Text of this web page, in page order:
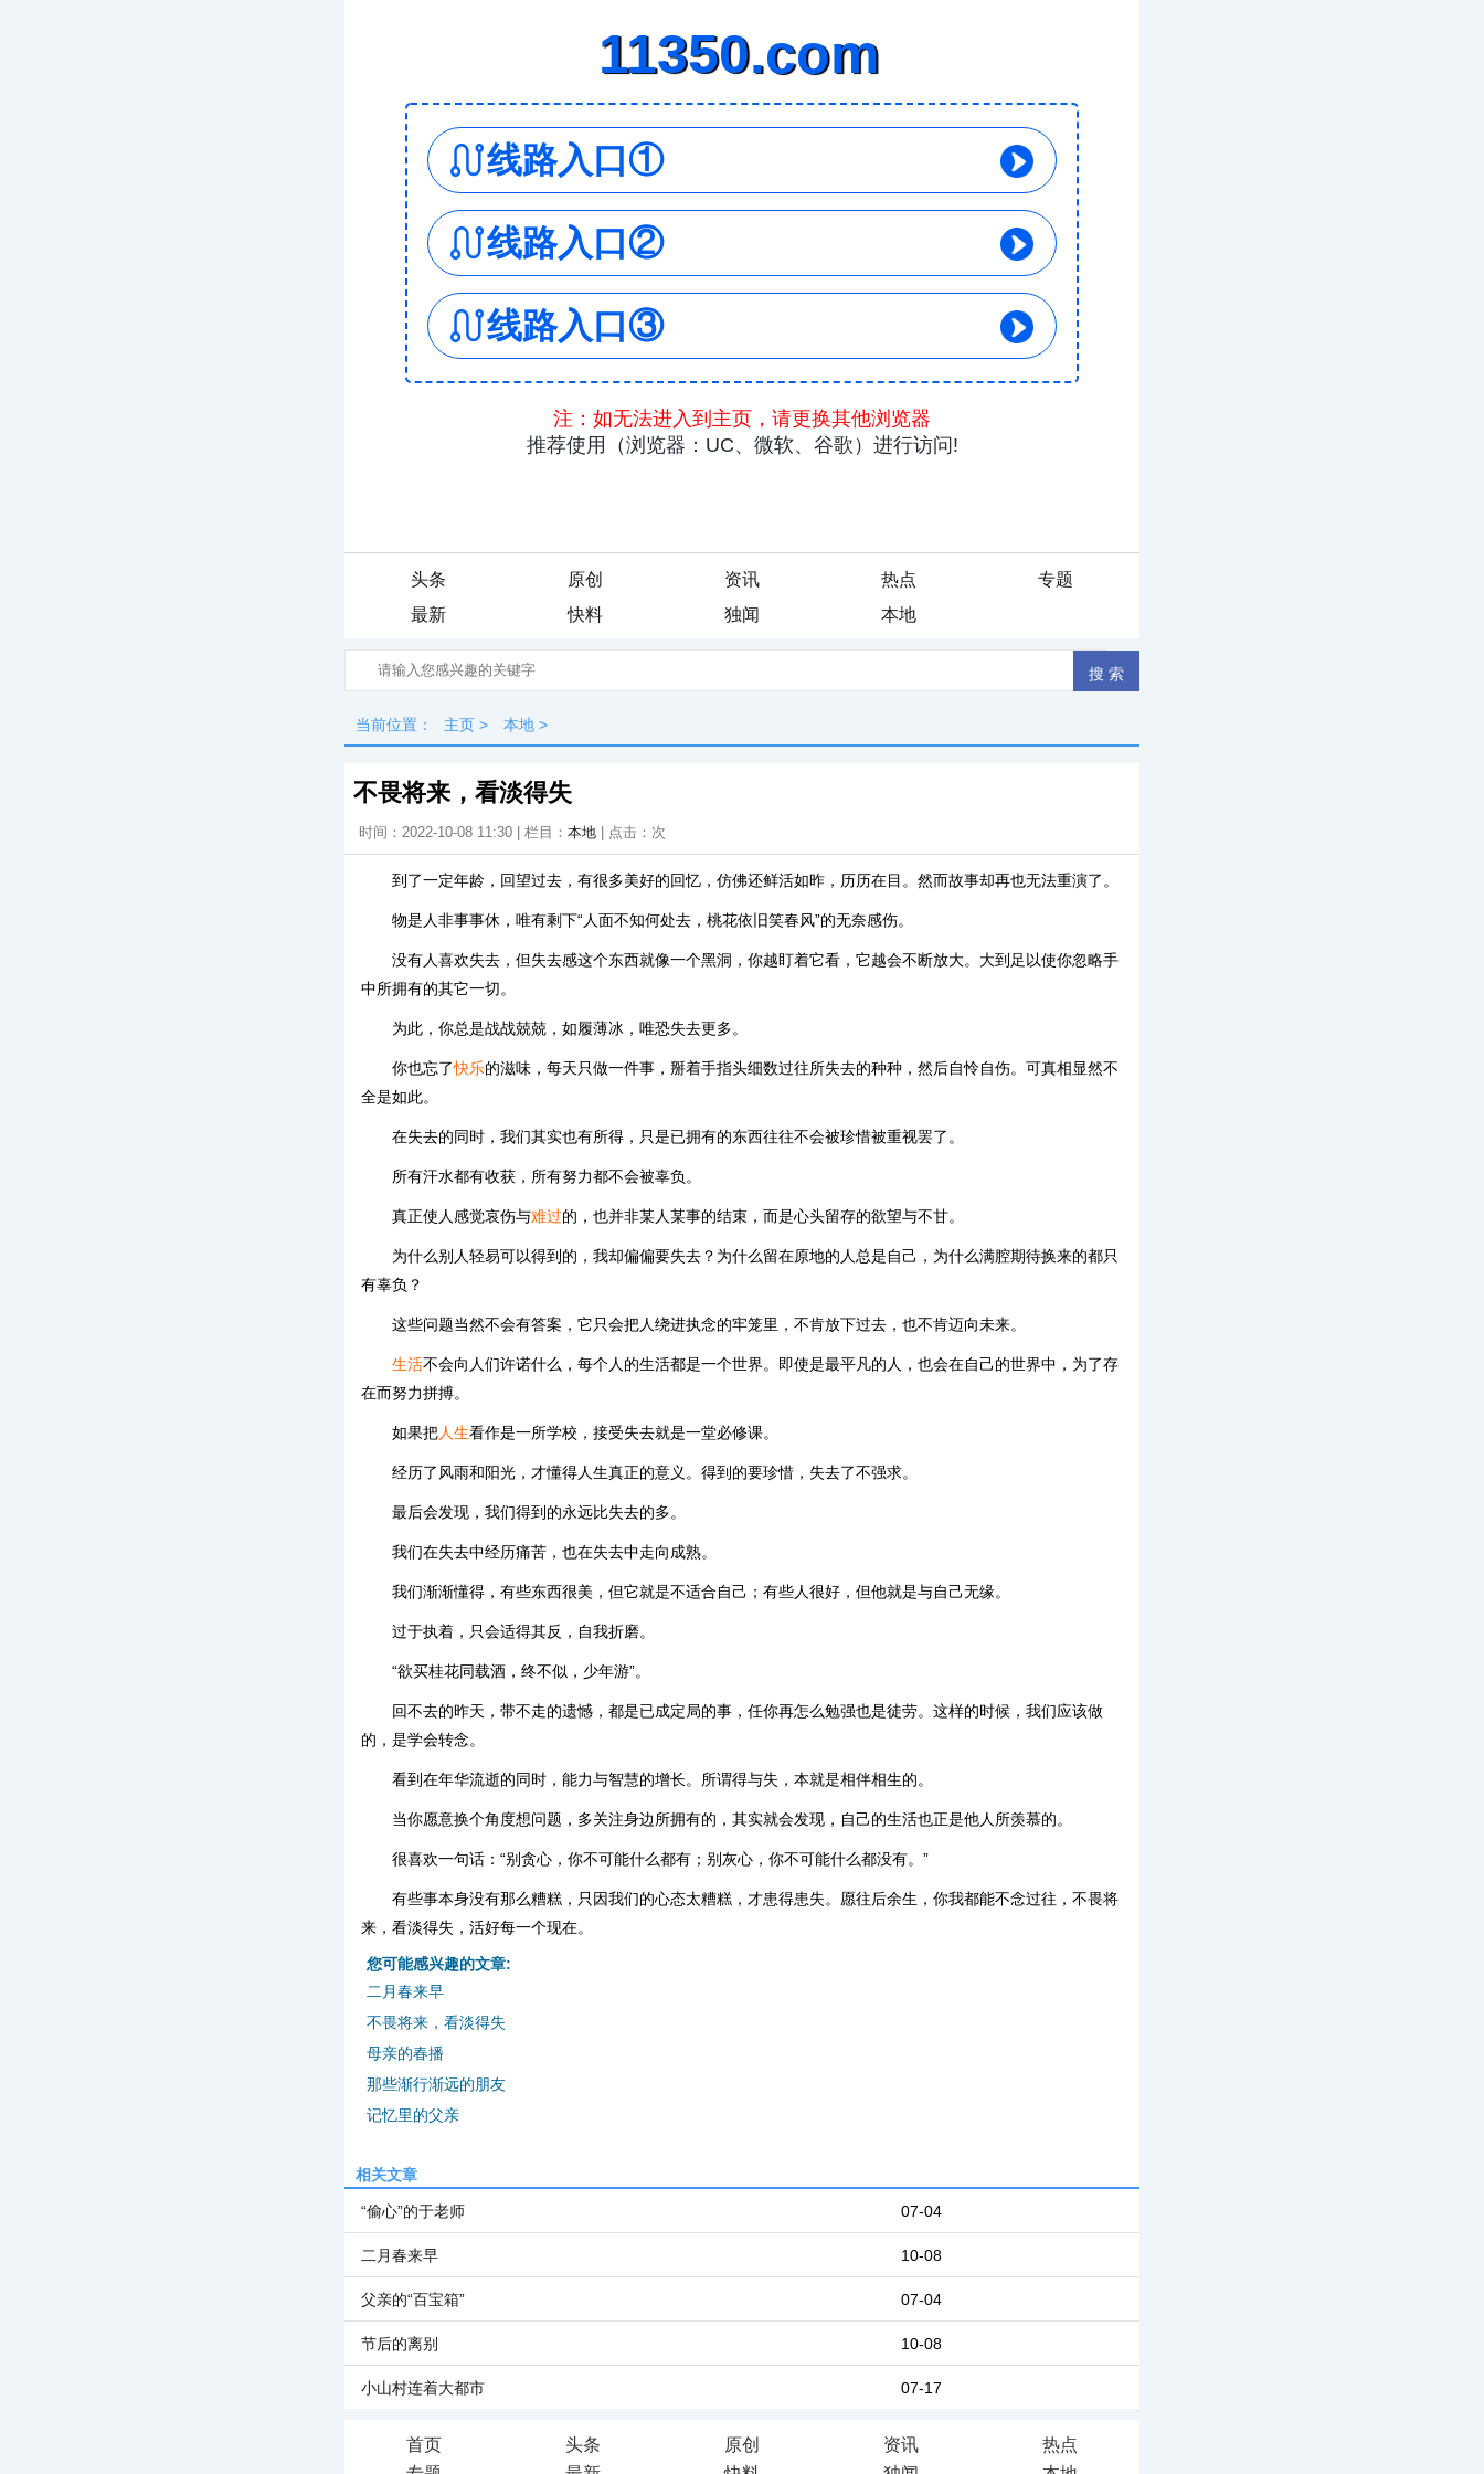
头条 原创 资讯 热点
专题
最新
快料 独闻 本地
当前位置： 主页 > 本地 >
不畏将来，看淡得失
时间：2022-10-08 11:30 | 栏目： 本地 | 点击： 次
到了一定年龄，回望过去，有很多美好的回忆，仿佛还鲜活如昨，历历在目。然而故事却再也无法重演了。
物是人非事事休，唯有剩下“人面不知何处去，桃花依旧笑春风”的无奈感伤。
没有人喜欢失去，但失去感这个东西就像一个黑洞，你越盯着它看，它越会不断放大。大到足以使你忽略手
中所拥有的其它一切。
为此，你总是战战兢兢，如履薄冰，唯恐失去更多。
你也忘了快乐的滋味，每天只做一件事，掰着手指头细数过往所失去的种种，然后自怜自伤。可真相显然不
全是如此。
在失去的同时，我们其实也有所得，只是已拥有的东西往往不会被珍惜被重视罢了。
所有汗水都有收获，所有努力都不会被辜负。
真正使人感觉哀伤与难过的，也并非某人某事的结束，而是心头留存的欲望与不甘。
为什么别人轻易可以得到的，我却偏偏要失去？为什么留在原地的人总是自己，为什么满腔期待换来的都只
有辜负？
这些问题当然不会有答案，它只会把人绕进执念的牢笼里，不肯放下过去，也不肯迈向未来。
生活不会向人们许诺什么，每个人的生活都是一个世界。即使是最平凡的人，也会在自己的世界中，为了存
在而努力拼搏。
如果把人生看作是一所学校，接受失去就是一堂必修课。
经历了风雨和阳光，才懂得人生真正的意义。得到的要珍惜，失去了不强求。
最后会发现，我们得到的永远比失去的多。
我们在失去中经历痛苦，也在失去中走向成熟。
我们渐渐懂得，有些东西很美，但它就是不适合自己；有些人很好，但他就是与自己无缘。
过于执着，只会适得其反，自我折磨。
“欲买桂花同载酒，终不似，少年游”。
回不去的昨天，带不走的遗憾，都是已成定局的事，任你再怎么勉强也是徒劳。这样的时候，我们应该做
的，是学会转念。
看到在年华流逝的同时，能力与智慧的增长。所谓得与失，本就是相伴相生的。
当你愿意换个角度想问题，多关注身边所拥有的，其实就会发现，自己的生活也正是他人所羡慕的。
很喜欢一句话：“别贪心，你不可能什么都有；别灰心，你不可能什么都没有。”
有些事本身没有那么糟糕，只因我们的心态太糟糕，才患得患失。愿往后余生，你我都能不念过往，不畏将
来，看淡得失，活好每一个现在。
您可能感兴趣的文章:
二月春来早
不畏将来，看淡得失
母亲的春播
那些渐行渐远的朋友
记忆里的父亲
相关文章
07-04
“偷心”的于老师
10-08
二月春来早
07-04
父亲的“百宝箱”
10-08
节后的离别
07-17
小山村连着大都市
首页 头条 原创 资讯
热点